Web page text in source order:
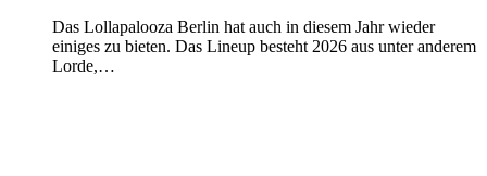
Das Lollapalooza Berlin hat auch in diesem Jahr wieder
einiges zu bieten. Das Lineup besteht 2026 aus unter anderem
Lorde,…